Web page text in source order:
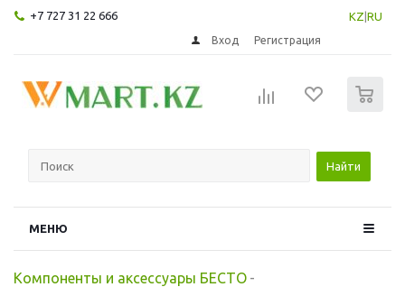
+7 727 31 22 666 KZ RU
Вход Регистрация
Найти
МЕНЮ
Компоненты и аксессуары БЕСТО -